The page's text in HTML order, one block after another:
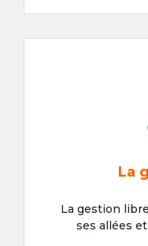
La
La gestion
ses allées